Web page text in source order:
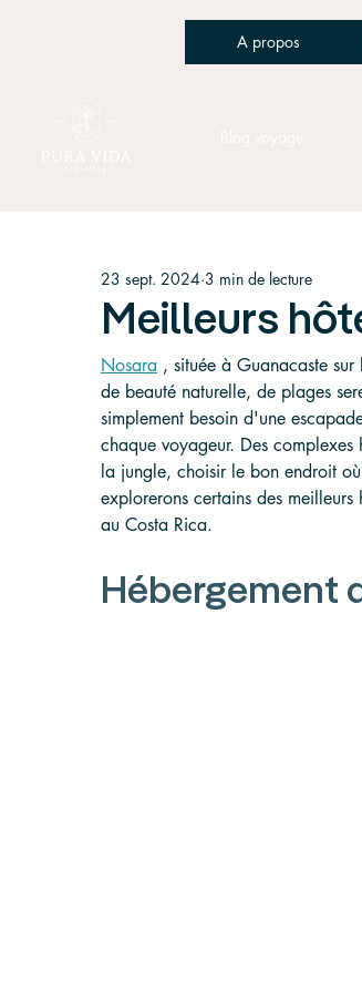
A propos
Meilleurs
23 sept. 2024 3 min de lecture
Nosara , située à Guanacaste
de beauté naturelle, de plages
simplement besoin d'une
chaque voyageur. Des
la jungle, choisir le bon endroit
explorerons certains des
au Costa Rica.
Hébergement